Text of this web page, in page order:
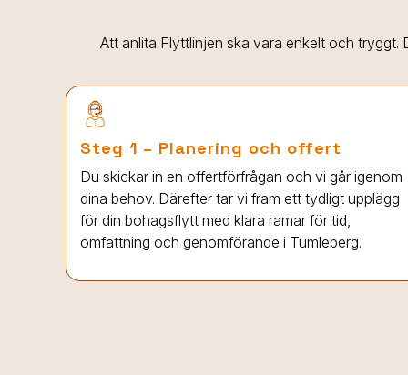
Att anlita Flyttlinjen ska vara enkelt och
Steg 1 – Planering och offert
Du skickar in en offertförfrågan och vi går igenom
dina behov. Därefter tar vi fram ett tydligt upplägg
för din bohagsflytt med klara ramar för tid,
omfattning och genomförande i Tumleberg.